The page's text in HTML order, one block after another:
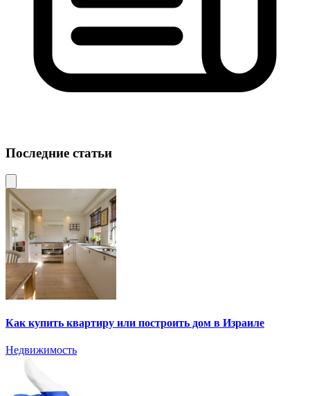
Последние статьи
Как купить квартиру или построить дом в Израиле
Недвижимость